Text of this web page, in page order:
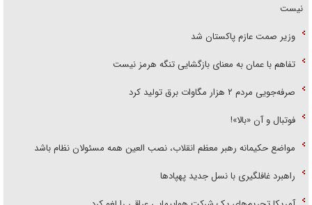
نیست
وزیر صمت عازم پاکستان شد
تفاهم با عمان به معنای بازگشایی تنگه هرمز نیست
صرفه‌جویی مردم ۲ هزار مگاوات برق تولید کرد
فوتبال و آن «بالا»!
مواضع حکیمانه رهبر معظم انقلاب، نصب العین همه مسئولان نظام باشد
راهبرد غافلگیری با نسل جدید پهپاد‌ها